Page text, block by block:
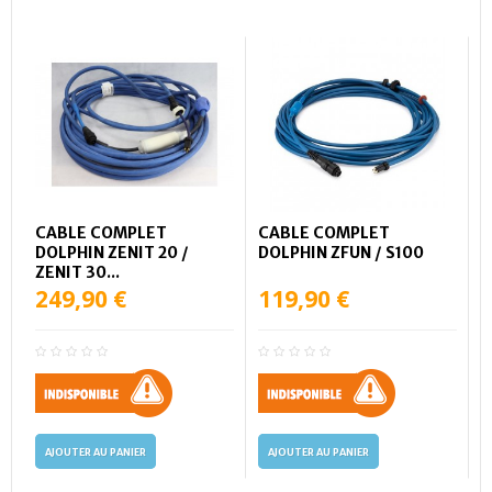
CABLE COMPLET
DOLPHIN ZENIT 20 /
ZENIT 30...
249,90 €
AJOUTER AU PANIER
CABLE COMPLET
DOLPHIN ZFUN / S100
119,90 €
AJOUTER AU PANIER